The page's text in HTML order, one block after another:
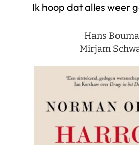
Ik hoop dat alles weer
Hans
Mirjam